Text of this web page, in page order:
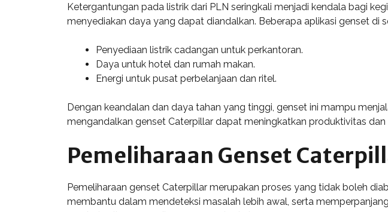
Ketergantungan pada listrik dari PLN seringkali menjadi kendala bagi
menyediakan daya yang dapat diandalkan. Beberapa aplikasi genset di
Penyediaan listrik cadangan untuk perkantoran.
Daya untuk hotel dan rumah makan.
Energi untuk pusat perbelanjaan dan ritel.
Dengan keandalan dan daya tahan yang tinggi, genset ini mampu
mengandalkan genset Caterpillar dapat meningkatkan produktivitas dan
Pemeliharaan Genset
Pemeliharaan genset Caterpillar merupakan proses yang tidak boleh
membantu dalam mendeteksi masalah lebih awal, serta